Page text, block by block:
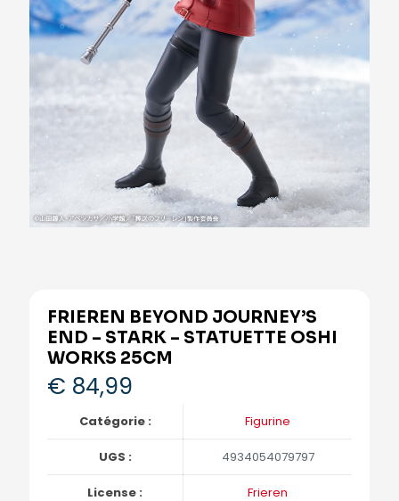
FRIEREN BEYOND JOURNEY’S
END – STARK – STATUETTE OSHI
WORKS 25CM
€ 84,99
Catégorie : Figurine
UGS : 4934054079797
License : Frieren